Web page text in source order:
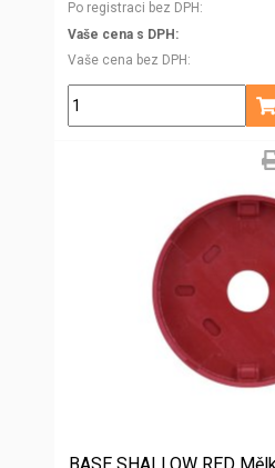
Po registraci bez DPH
Vaše cena s DPH
Vaše cena bez DPH